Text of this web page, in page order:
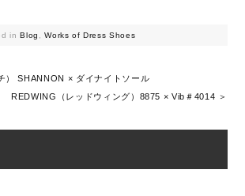
inBlog ,Works of Dress Shoes
） SHANNON × ダイナイトソール
REDWING（レッドウィング）8875 × Vib＃4014 ＞